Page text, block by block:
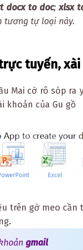
docx to doc;xlsx
tương tự loại này.
tuyến,
Mai cờ rô sóp ra
khoản của Gu gồ
trên gờ meo
gmail